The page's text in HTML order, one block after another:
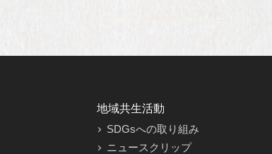
地域共生活動
SDGsへの取り組み
ニュースクリップ